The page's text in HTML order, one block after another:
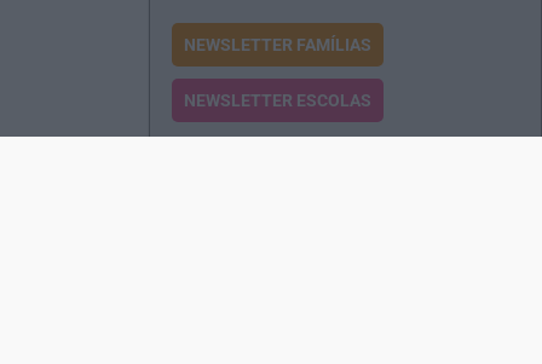
NEWSLETTER FAMÍLIAS
NEWSLETTER ESCOLAS